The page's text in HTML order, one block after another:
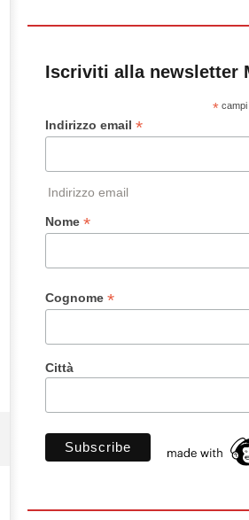
Iscriviti alla newsletter
*
Indirizzo email *
Indirizzo email
Nome *
Cognome *
Città